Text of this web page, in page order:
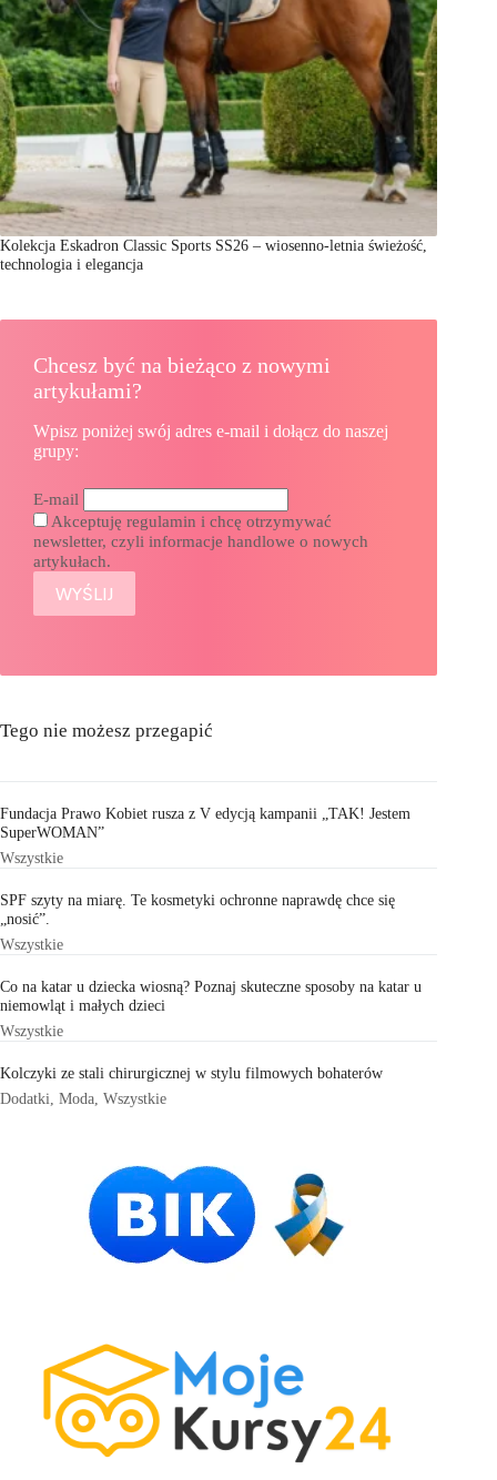
Kolekcja Eskadron Classic Sports SS26 – wiosenno-letnia świeżość,
technologia i elegancja
Chcesz być na bieżąco z nowymi
artykułami?
Wpisz poniżej swój adres e-mail i dołącz do naszej
grupy:
E-mail
Akceptuję regulamin i chcę otrzymywać
newsletter, czyli informacje handlowe o nowych
artykułach.
Tego nie możesz przegapić
Fundacja Prawo Kobiet rusza z V edycją kampanii „TAK! Jestem
SuperWOMAN”
Wszystkie
SPF szyty na miarę. Te kosmetyki ochronne naprawdę chce się
„nosić”.
Wszystkie
Co na katar u dziecka wiosną? Poznaj skuteczne sposoby na katar u
niemowląt i małych dzieci
Wszystkie
Kolczyki ze stali chirurgicznej w stylu filmowych bohaterów
Dodatki Moda Wszystkie